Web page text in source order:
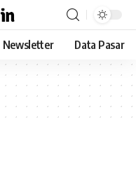
Newsletter Data Pasar